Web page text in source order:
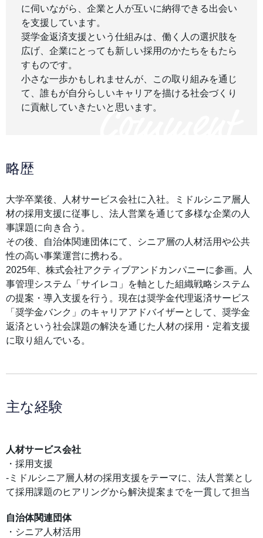
に伺いながら、企業と人が互いに納得できる出会い
を支援しています。
奨学金返済支援という仕組みは、働く人の選択肢を
広げ、企業にとっても新しい採用のかたちをもたら
すものです。
小さな一歩かもしれませんが、この取り組みを通じ
て、誰もが自分らしいキャリアを描ける社会づくり
に貢献していきたいと思います。
略歴
大学卒業後、人材サービス会社に入社。ミドルシニア層人
材の採用支援に従事し、法人営業を通じて多様な企業の人
事課題に向き合う。
その後、自治体関連団体にて、シニア層の人材活用や公共
性の高い事業運営に携わる。
2025年、株式会社アクティブアンドカンパニーに参画。人
事管理システム「サイレコ」を軸とした組織戦略システム
の提案・導入支援を行う。現在は奨学金代理返済サービス
「奨学金バンク」のキャリアアドバイザーとして、奨学金
返済という社会課題の解決を通じた人材の採用・定着支援
に取り組んでいる。
主な経験
人材サービス会社
・採用支援
-ミドルシニア層人材の採用支援をテーマに、法人営業とし
て採用課題のヒアリングから解決提案までを一貫して担当
自治体関連団体
・シニア人材活用